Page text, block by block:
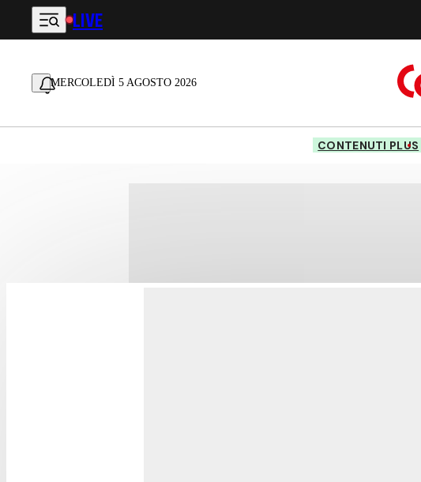
Vai al contenuto principale
LIVE
MERCOLEDÌ 5 AGOSTO 2026
CONTENUTI PLUS